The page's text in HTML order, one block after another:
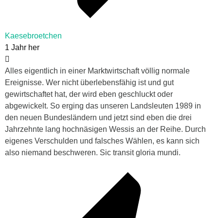
Kaesebroetchen
1 Jahr her
Alles eigentlich in einer Marktwirtschaft völlig normale
Ereignisse. Wer nicht überlebensfähig ist und gut
gewirtschaftet hat, der wird eben geschluckt oder
abgewickelt. So erging das unseren Landsleuten 1989 in
den neuen Bundesländern und jetzt sind eben die drei
Jahrzehnte lang hochnäsigen Wessis an der Reihe. Durch
eigenes Verschulden und falsches Wählen, es kann sich
also niemand beschweren. Sic transit gloria mundi.